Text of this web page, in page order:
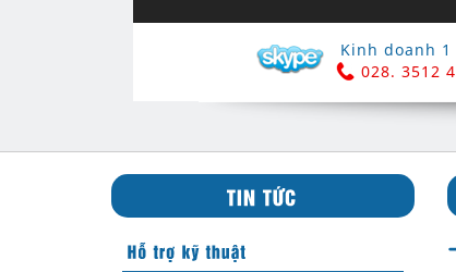
Kinh doanh 1
028. 3512